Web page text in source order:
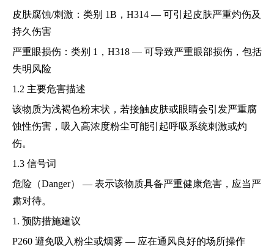
皮肤腐蚀/刺激：类别 1B，H314 — 可引起皮肤严重灼伤及
持久伤害
严重眼损伤：类别 1，H318 — 可导致严重眼部损伤，包括
失明风险
1.2 主要危害描述
该物质为浅褐色粉末状，若接触皮肤或眼睛会引发严重腐
蚀性伤害，吸入高浓度粉尘可能引起呼吸系统刺激或灼
伤。
1.3 信号词
危险（Danger） — 表示该物质具备严重健康危害，应当严
肃对待。
1. 预防措施建议
P260 避免吸入粉尘或烟雾 — 应在通风良好的场所操作